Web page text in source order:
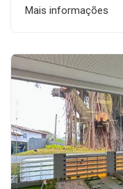
Mais informações